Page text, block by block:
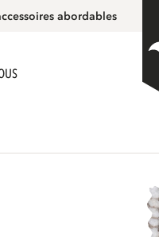
abordables